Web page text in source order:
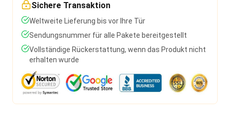
Sichere Transaktion
Weltweite Lieferung bis vor Ihre Tür
Sendungsnummer für alle Pakete bereitgestellt
Vollständige Rückerstattung, wenn das Produkt nicht
erhalten wurde